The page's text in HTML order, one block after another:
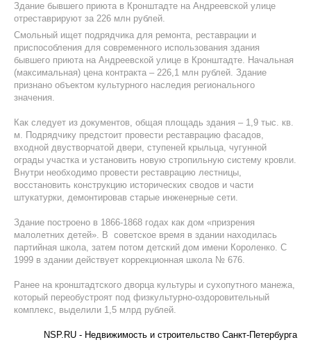
Здание бывшего приюта в Кронштадте на Андреевской улице
отреставрируют за 226 млн рублей.
Смольный ищет подрядчика для ремонта, реставрации и
приспособления для современного использования здания
бывшего приюта на Андреевской улице в Кронштадте. Начальная
(максимальная) цена контракта – 226,1 млн рублей. Здание
признано объектом культурного наследия регионального
значения.
Как следует из документов, общая площадь здания – 1,9 тыс. кв.
м. Подрядчику предстоит провести реставрацию фасадов,
входной двустворчатой двери, ступеней крыльца, чугунной
ограды участка и установить новую стропильную систему кровли.
Внутри необходимо провести реставрацию лестницы,
восстановить конструкцию исторических сводов и части
штукатурки, демонтировав старые инженерные сети.
Здание построено в 1866-1868 годах как дом «призрения
малолетних детей». В советское время в здании находилась
партийная школа, затем потом детский дом имени Короленко. С
1999 в здании действует коррекционная школа № 676.
Ранее на кронштадтского дворца культуры и сухопутного манежа,
который переобустроят под физкультурно-оздоровительный
комплекс, выделили 1,5 млрд рублей.
NSP.RU - Недвижимость и строительство Санкт-Петербурга